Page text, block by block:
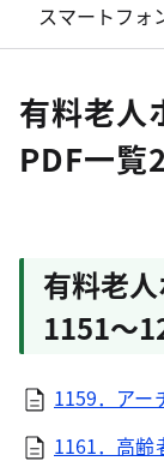
スマートフォ
有料老人
PDF一覧
有料老
1151～
1159．アー
1161．高齢